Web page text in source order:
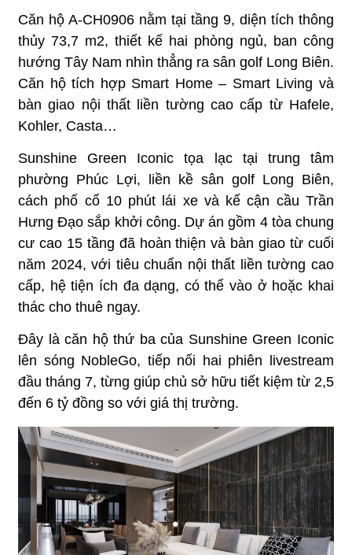
Căn hộ A-CH0906 nằm tại tầng 9, diện tích thông
thủy 73,7 m2, thiết kế hai phòng ngủ, ban công
hướng Tây Nam nhìn thẳng ra sân golf Long Biên.
Căn hộ tích hợp Smart Home – Smart Living và
bàn giao nội thất liền tường cao cấp từ Hafele,
Kohler, Casta…
Sunshine Green Iconic tọa lạc tại trung tâm
phường Phúc Lợi, liền kề sân golf Long Biên,
cách phố cổ 10 phút lái xe và kế cận cầu Trần
Hưng Đạo sắp khởi công. Dự án gồm 4 tòa chung
cư cao 15 tầng đã hoàn thiện và bàn giao từ cuối
năm 2024, với tiêu chuẩn nội thất liền tường cao
cấp, hệ tiện ích đa dạng, có thể vào ở hoặc khai
thác cho thuê ngay.
Đây là căn hộ thứ ba của Sunshine Green Iconic
lên sóng NobleGo, tiếp nối hai phiên livestream
đầu tháng 7, từng giúp chủ sở hữu tiết kiệm từ 2,5
đến 6 tỷ đồng so với giá thị trường.